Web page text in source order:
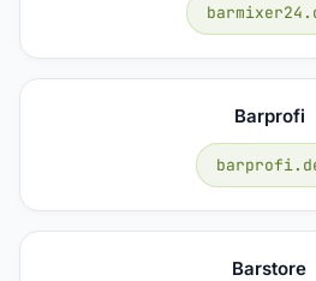
Barprofi
Barstore